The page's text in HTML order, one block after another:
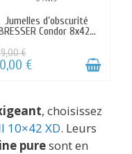
, choisissez
10×42 XD. Leurs
puresont en